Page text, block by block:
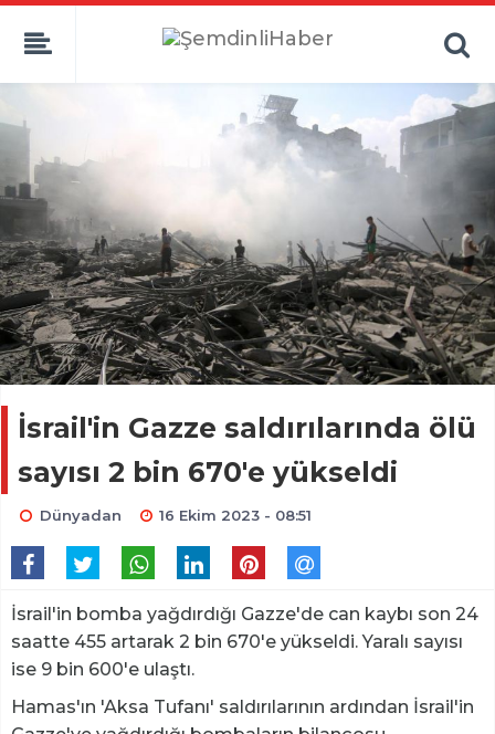
İsrail'in Gazze saldırılarında ölü
sayısı 2 bin 670'e yükseldi
Dünyadan 16 Ekim 2023 - 08:51
İsrail'in bomba yağdırdığı Gazze'de can kaybı son 24
saatte 455 artarak 2 bin 670'e yükseldi. Yaralı sayısı
ise 9 bin 600'e ulaştı.
Hamas'ın 'Aksa Tufanı' saldırılarının ardından İsrail'in